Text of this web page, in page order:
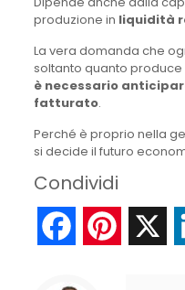
produzione in liquidità
La vera domanda che
soltanto quanto produce
è necessario
fatturato.
Perché è proprio nella
si decide il futuro
Condividi
Facebook